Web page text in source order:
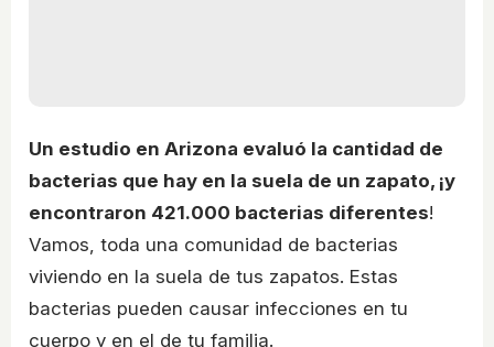
Un estudio en Arizona evaluó la cantidad de
bacterias que hay en la suela de un zapato, ¡y
encontraron 421.000 bacterias diferentes!
Vamos, toda una comunidad de bacterias
viviendo en la suela de tus zapatos. Estas
bacterias pueden causar infecciones en tu
cuerpo y en el de tu familia.